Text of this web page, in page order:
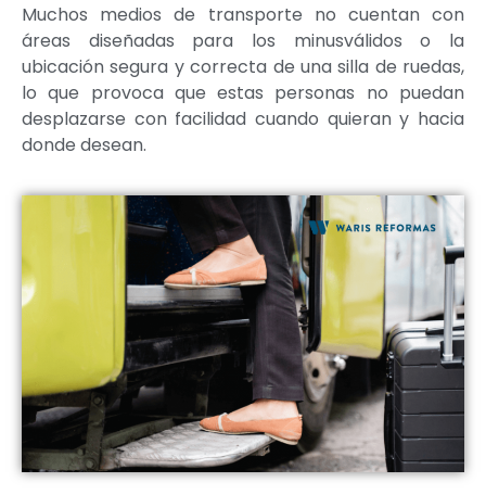
Muchos medios de transporte no cuentan con
áreas diseñadas para los minusválidos o la
ubicación segura y correcta de una silla de ruedas,
lo que provoca que estas personas no puedan
desplazarse con facilidad cuando quieran y hacia
donde desean.